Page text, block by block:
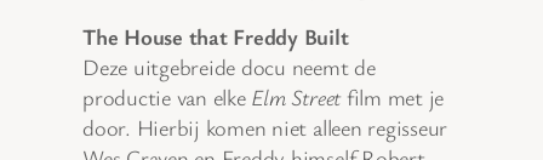
The House that Freddy Built
Deze uitgebreide docu neemt de
productie van elke Elm Streetfilm met je
door. Hierbij komen niet alleen regisseur